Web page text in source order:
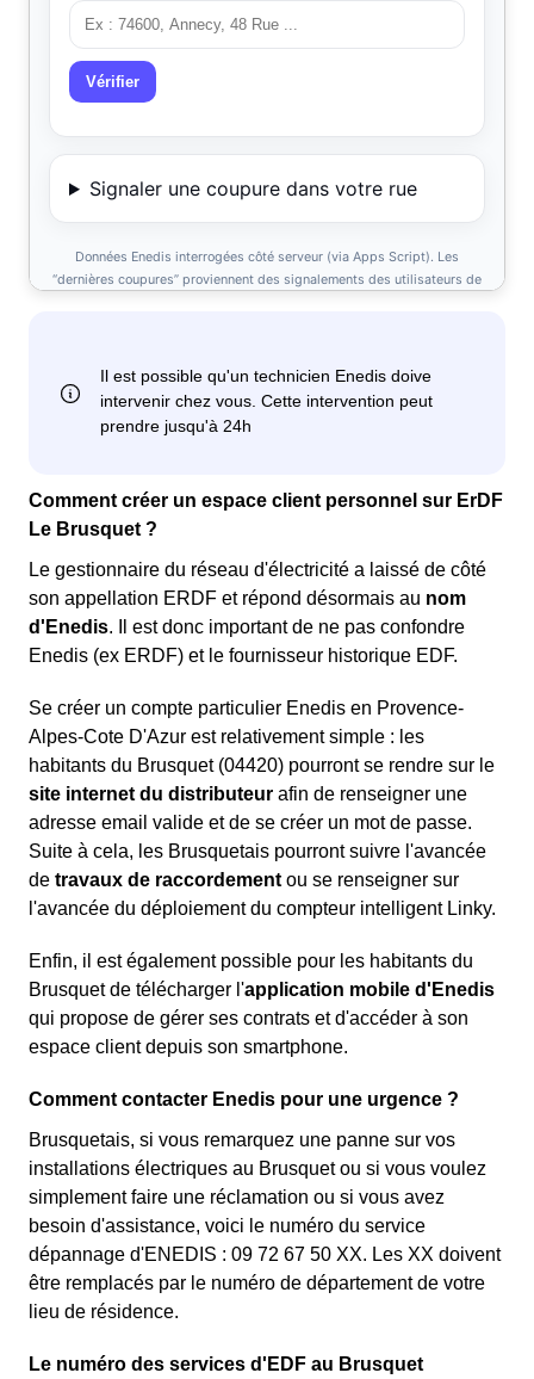
Comment créer un espace client personnel sur ErDF
Le Brusquet ?
Le gestionnaire du réseau d'électricité a laissé de côté
son appellation ERDF et répond désormais au nom
d'Enedis. Il est donc important de ne pas confondre
Enedis (ex ERDF) et le fournisseur historique EDF.
Se créer un compte particulier Enedis en Provence-
Alpes-Cote D'Azur est relativement simple : les
habitants du Brusquet (04420) pourront se rendre sur le
site internet du distributeur afin de renseigner une
adresse email valide et de se créer un mot de passe.
Suite à cela, les Brusquetais pourront suivre l'avancée
de travaux de raccordement ou se renseigner sur
l'avancée du déploiement du compteur intelligent Linky.
Enfin, il est également possible pour les habitants du
Brusquet de télécharger l'application mobile d'Enedis
qui propose de gérer ses contrats et d'accéder à son
espace client depuis son smartphone.
Comment contacter Enedis pour une urgence ?
Brusquetais, si vous remarquez une panne sur vos
installations électriques au Brusquet ou si vous voulez
simplement faire une réclamation ou si vous avez
besoin d'assistance, voici le numéro du service
dépannage d'ENEDIS : 09 72 67 50 XX. Les XX doivent
être remplacés par le numéro de département de votre
lieu de résidence.
Le numéro des services d'EDF au Brusquet